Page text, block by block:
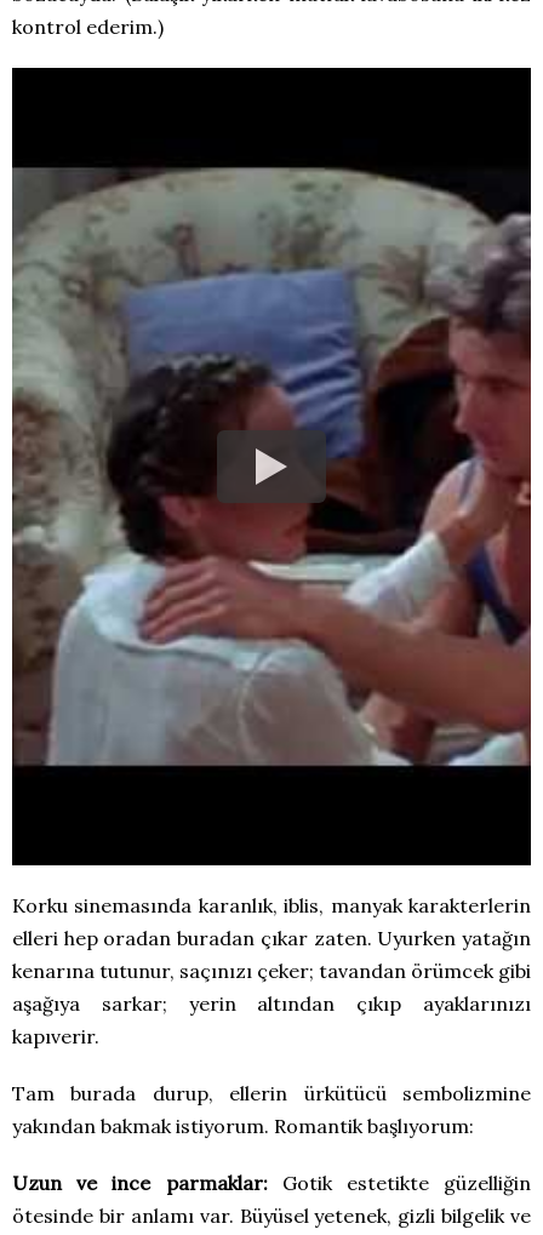
kontrol ederim.)
Korku sinemasında karanlık, iblis, manyak karakterlerin
elleri hep oradan buradan çıkar zaten. Uyurken yatağın
kenarına tutunur, saçınızı çeker; tavandan örümcek gibi
aşağıya sarkar; yerin altından çıkıp ayaklarınızı
kapıverir.
Tam burada durup, ellerin ürkütücü sembolizmine
yakından bakmak istiyorum. Romantik başlıyorum:
Uzun ve ince parmaklar:Gotik estetikte güzelliğin
ötesinde bir anlamı var. Büyüsel yetenek, gizli bilgelik ve